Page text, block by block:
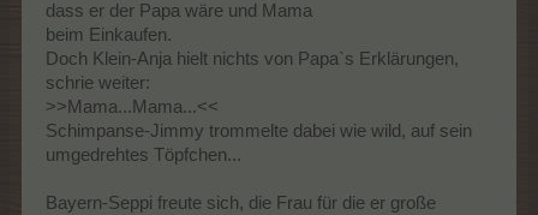
dass er der Papa wäre und Mama
beim Einkaufen.
Doch Klein-Anja hielt nichts von Papa`s Erklärungen,
schrie weiter:
>>Mama...Mama...<<
Schimpanse-Jimmy trommelte dabei wie wild, auf sein
umgedrehtes Töpfchen...
Bayern-Seppi freute sich, die Frau für die er große